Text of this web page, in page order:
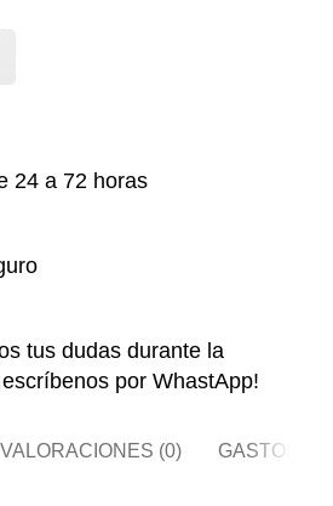
24 a 72 horas
tus dudas durante la
por WhastApp!
VALORACIONES (0)
GASTOS